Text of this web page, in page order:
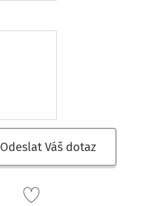
Odeslat Váš dotaz